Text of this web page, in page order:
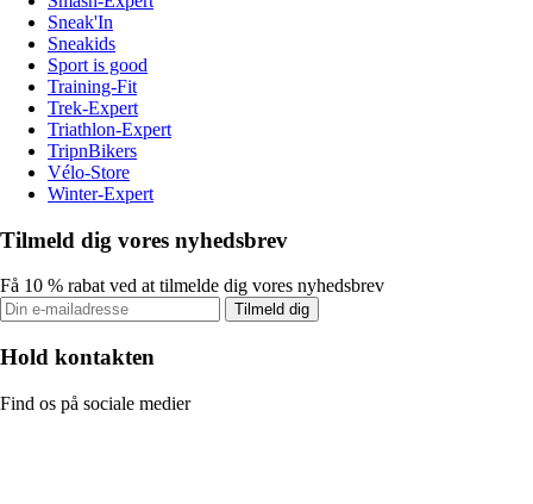
Sneak'In
Sneakids
Sport is good
Training-Fit
Trek-Expert
Triathlon-Expert
TripnBikers
Vélo-Store
Winter-Expert
Tilmeld dig vores nyhedsbrev
Få 10 % rabat ved at tilmelde dig vores nyhedsbrev
Tilmeld dig
Hold kontakten
Find os på sociale medier